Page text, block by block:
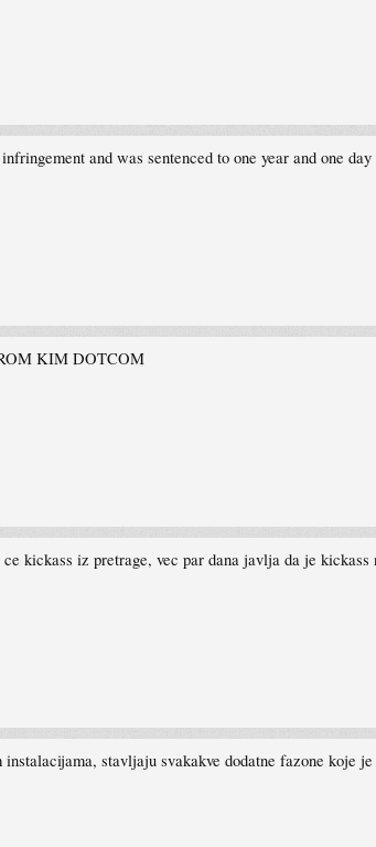
and was sentenced to one year and one
KIM DOTCOM
kickass iz pretrage, vec par dana javlja da je
stavljaju svakakve dodatne fazone